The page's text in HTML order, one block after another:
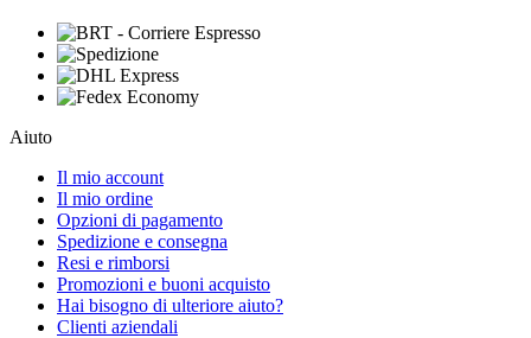
Aiuto
Il mio account
Il mio ordine
Opzioni di pagamento
Spedizione e consegna
Resi e rimborsi
Promozioni e buoni acquisto
Hai bisogno di ulteriore aiuto?
Clienti aziendali